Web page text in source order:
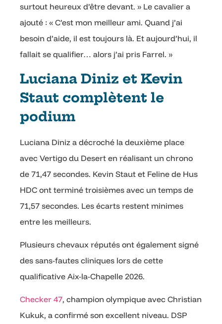
surtout heureux d’être devant. » Le cavalier a
ajouté : « C’est mon meilleur ami. Quand j’ai
besoin d’aide, il est toujours là. Et aujourd’hui, il
fallait se qualifier… alors j’ai pris Farrel. »
Luciana Diniz et Kevin
Staut complètent le
podium
Luciana Diniz a décroché la deuxième place
avec Vertigo du Desert en réalisant un chrono
de 71,47 secondes. Kevin Staut et Feline de Hus
HDC ont terminé troisièmes avec un temps de
71,57 secondes. Les écarts restent minimes
entre les meilleurs.
Plusieurs chevaux réputés ont également signé
des sans-fautes cliniques lors de cette
qualificative Aix-la-Chapelle 2026.
Checker 47, champion olympique avec Christian
Kukuk, a confirmé son excellent niveau. DSP